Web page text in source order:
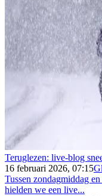
Teruglezen: live-blog
16 februari 2026, 07:15
Tussen zondagmiddag
hielden we een live...